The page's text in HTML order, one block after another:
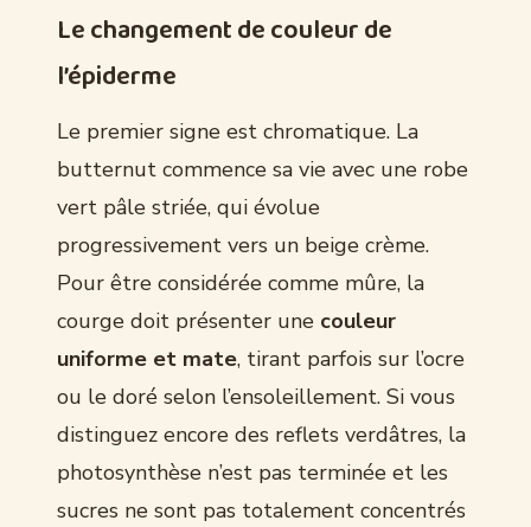
Le changement de couleur de
l’épiderme
Le premier signe est chromatique. La
butternut commence sa vie avec une robe
vert pâle striée, qui évolue
progressivement vers un beige crème.
Pour être considérée comme mûre, la
courge doit présenter une couleur
uniforme et mate, tirant parfois sur l’ocre
ou le doré selon l’ensoleillement. Si vous
distinguez encore des reflets verdâtres, la
photosynthèse n’est pas terminée et les
sucres ne sont pas totalement concentrés